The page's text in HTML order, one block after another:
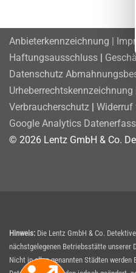
Anbieterkennzeichnung |
Haftungsausschluss |
Datenschutz
Urheberrechtskennzeichnung
Verbraucherschutz | Widerruf
Google Analytics
© 2026 Lentz GmbH & Co.
Hinweis: Die Lentz GmbH & Co.
nächstgelegenen Betriebsstätte unserer
Nicht in allen genannten Städten